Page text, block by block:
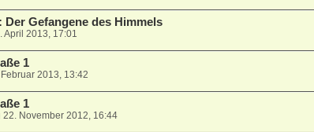
Gefangene des Himmels
April 2013, 17:01
1
2013, 13:42
1
22. November 2012, 16:44